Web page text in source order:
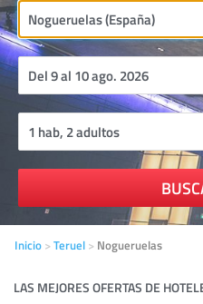
Inicio Teruel Nogueruelas
LAS MEJORES OFERTAS DE